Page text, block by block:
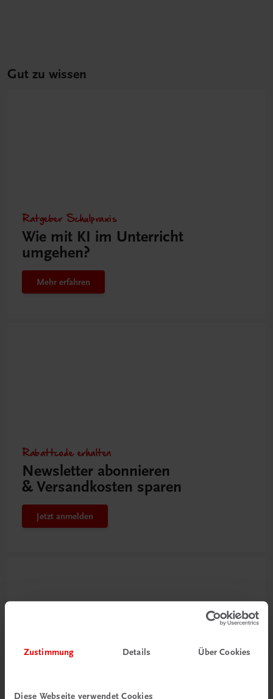
Zustimmung Details Über Cookies
Diese Webseite verwendet Cookies
Gut zu wissen
Ratgeber Schulpraxis
Wie mit KI im Unterricht
umgehen?
Mehr erfahren
Rabattcode erhalten
Newsletter abonnieren
& Versandkosten sparen
Jetzt anmelden